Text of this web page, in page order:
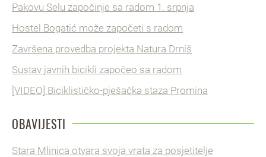
Pakovu Selu započinje sa radom 1. srpnja
Hostel Bogatić može započeti s radom
Završena provedba projekta Natura Drniš
Sustav javnih bicikli započeo sa radom
[VIDEO] Biciklističko-pješačka staza Promina
OBAVIJESTI
Stara Mlinica otvara svoja vrata za posjetitelje